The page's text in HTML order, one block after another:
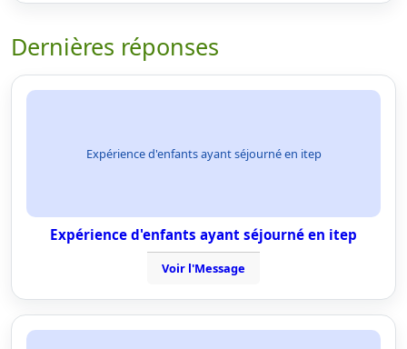
Dernières réponses
Expérience d'enfants ayant séjourné en itep
Expérience d'enfants ayant séjourné en itep
Voir l'Message